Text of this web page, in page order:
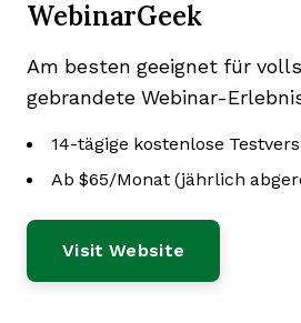
WebinarGeek
Am besten geeignet für
gebrandete Webinar-
14-tägige kostenlose
Ab $65/Monat (jährlich
Visit Website